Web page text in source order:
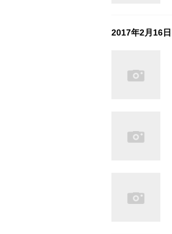
2017年2月16日